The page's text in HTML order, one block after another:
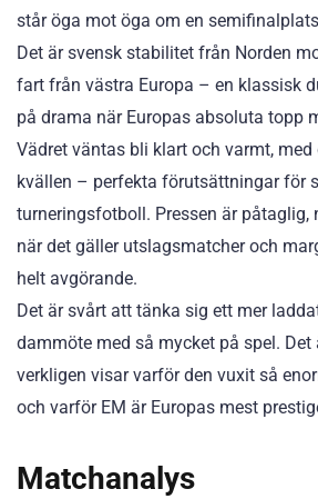
står öga mot öga om en
Det är svensk stabilitet från Norden
fart från västra Europa – en klassisk
på drama när Europas absoluta topp
Vädret väntas bli klart och varmt, med
kvällen – perfekta förutsättningar för
turneringsfotboll. Pressen är påtaglig,
när det gäller utslagsmatcher och
helt avgörande.
Det är svårt att tänka sig ett mer
dammöte med så mycket på spel.
verkligen visar varför den vuxit så
och varför EM är Europas mest
Matchanalys